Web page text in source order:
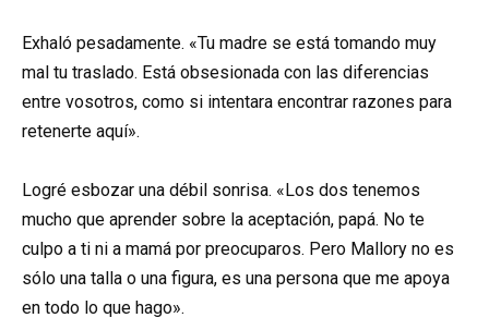
Exhaló pesadamente. «Tu madre se está tomando muy
mal tu traslado. Está obsesionada con las diferencias
entre vosotros, como si intentara encontrar razones para
retenerte aquí».
Logré esbozar una débil sonrisa. «Los dos tenemos
mucho que aprender sobre la aceptación, papá. No te
culpo a ti ni a mamá por preocuparos. Pero Mallory no es
sólo una talla o una figura, es una persona que me apoya
en todo lo que hago».